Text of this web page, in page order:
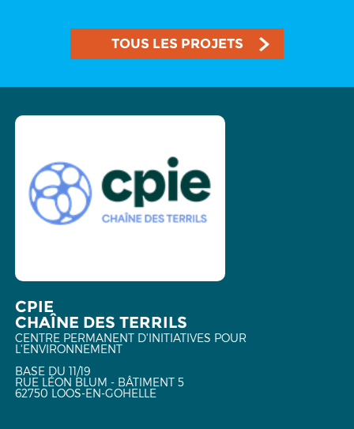
TOUS LES PROJETS
CPIE
CHAÎNE DES TERRILS
CENTRE PERMANENT D'INITIATIVES POUR
L'ENVIRONNEMENT
BASE DU 11/19
RUE LÉON BLUM - BÂTIMENT 5
62750 LOOS-EN-GOHELLE